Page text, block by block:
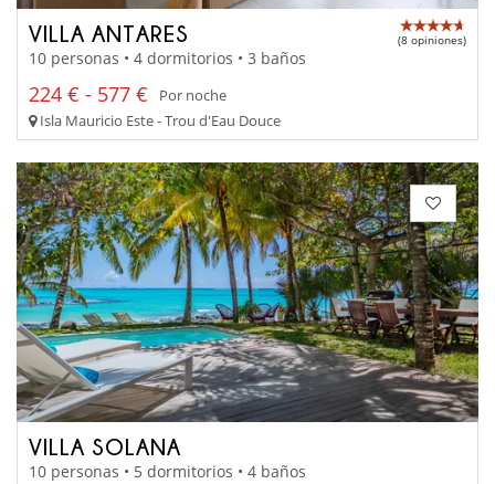
VILLA ANTARES (8 opiniones)
10 personas • 4 dormitorios • 3 baños
224 € - 577 €
Por noche
Isla Mauricio Este - Trou d'Eau Douce
VILLA SOLANA
10 personas • 5 dormitorios • 4 baños